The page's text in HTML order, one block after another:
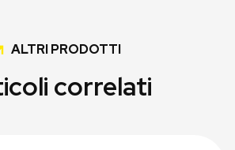
ALTRI PRODOTTI
correlati